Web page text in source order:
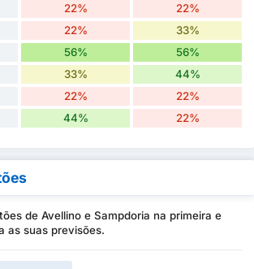
22% 22%
22% 33%
56% 56%
33% 44%
22% 22%
44% 22%
de Avellino e Sampdoria na primeira e
as suas previsões.